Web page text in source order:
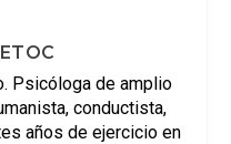
Psicóloga de amplio
conductista,
años de ejercicio en